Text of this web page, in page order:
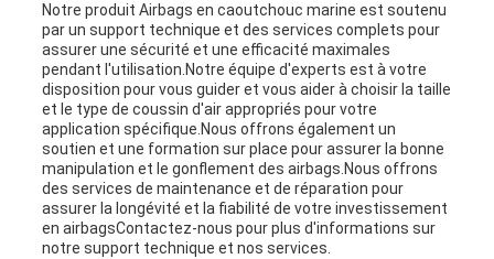
Notre produit Airbags en caoutchouc marine est soutenu
par un support technique et des services complets pour
assurer une sécurité et une efficacité maximales
pendant l'utilisation.Notre équipe d'experts est à votre
disposition pour vous guider et vous aider à choisir la taille
et le type de coussin d'air appropriés pour votre
application spécifique.Nous offrons également un
soutien et une formation sur place pour assurer la bonne
manipulation et le gonflement des airbags.Nous offrons
des services de maintenance et de réparation pour
assurer la longévité et la fiabilité de votre investissement
en airbagsContactez-nous pour plus d'informations sur
notre support technique et nos services.